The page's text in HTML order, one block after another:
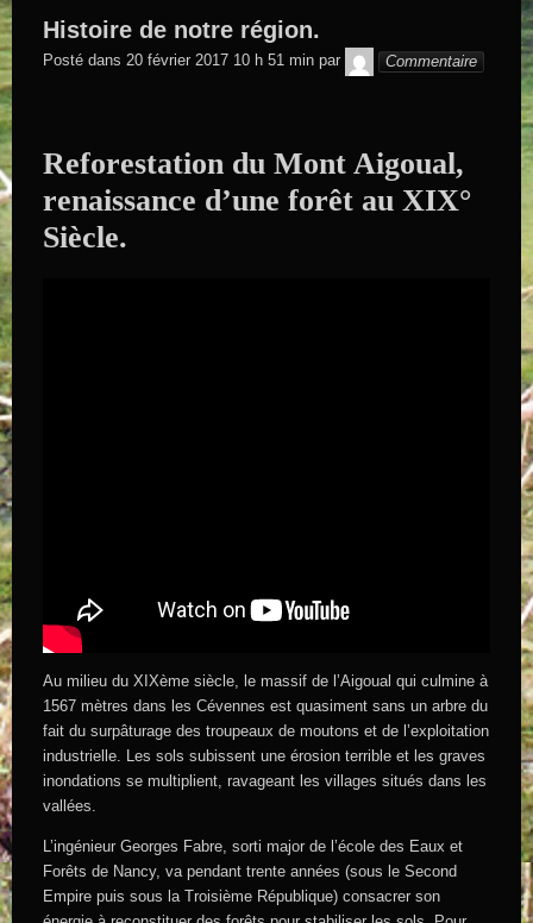
Histoire de notre région.
Posté dans 20 février 2017 10 h 51 min par
GEGE DE
SAINTAND
Commentaire
Reforestation du Mont Aigoual,
renaissance d’une forêt au XIX°
Siècle.
Au milieu du XIXème siècle, le massif de l’Aigoual qui culmine à
1567 mètres dans les Cévennes est quasiment sans un arbre du
fait du surpâturage des troupeaux de moutons et de l’exploitation
industrielle. Les sols subissent une érosion terrible et les graves
inondations se multiplient, ravageant les villages situés dans les
vallées.
L’ingénieur Georges Fabre, sorti major de l’école des Eaux et
Forêts de Nancy, va pendant trente années (sous le Second
Empire puis sous la Troisième République) consacrer son